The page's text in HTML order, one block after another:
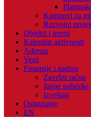
Kampovi za
Razvojni
Objekti i tereni
Kalendar aktivnosti
Adresar
Vesti
Finansije i nadzor
Završni račun
Javne nabavke
Izveštaji
Osiguranje
EN